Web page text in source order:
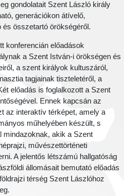
gondolatait Szent László király
generációkon átívelő,
összetartó örökségéről.
konferencián előadások
a Szent István-i örökségen és
a szent királyok kultuszáról,
tagjainak tiszteletéről, a
előadás is foglalkozott a Szent
Ennek kapcsán az
az interaktív térképet, amely a
műhelyében készült, s
mindazoknak, akik a Szent
művészettörténeti
A jelentős létszámú hallgatóság
állomásait bemutató előadás
térség Szent Lászlóhoz